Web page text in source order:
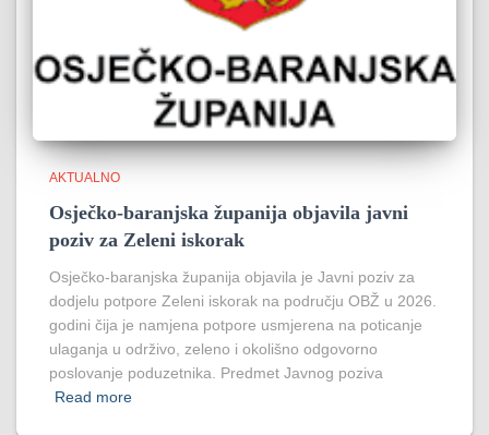
AKTUALNO
Osječko-baranjska županija objavila javni
poziv za Zeleni iskorak
Osječko-baranjska županija objavila je Javni poziv za
dodjelu potpore Zeleni iskorak na području OBŽ u 2026.
godini čija je namjena potpore usmjerena na poticanje
ulaganja u održivo, zeleno i okolišno odgovorno
poslovanje poduzetnika. Predmet Javnog poziva
Read more